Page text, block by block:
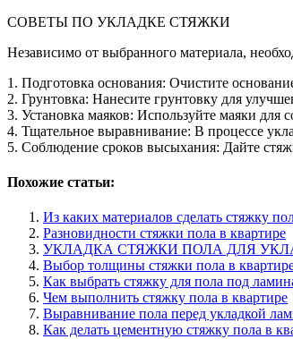
СОВЕТЫ ПО УКЛАДКЕ СТЯЖКИ
Независимо от выбранного материала,
1. Подготовка основания: Очистите
2. Грунтовка: Нанесите грунтовку для
3. Установка маяков: Используйте маяки для
4. Тщательное выравнивание: В процессе
5. Соблюдение сроков высыхания: Дайте
Похожие статьи:
Из каких материалов сделать стяжку
Разновидности стяжки пола в квартире
УКЛАДКА СТЯЖКИ ПОЛА ДЛЯ
Выбор толщины стяжки пола в
Как выбрать стяжку для пола под
Чем выполнить стяжку пола в квартире
Выравнивание пола перед укладкой
Как делать цементную стяжку пола в